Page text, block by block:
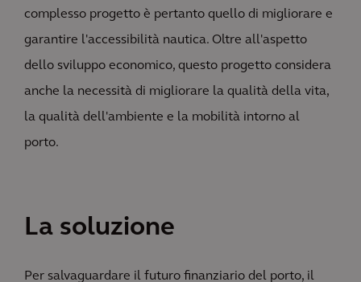
complesso progetto è pertanto quello di migliorare e
garantire l'accessibilità nautica. Oltre all'aspetto
dello sviluppo economico, questo progetto considera
anche la necessità di migliorare la qualità della vita,
la qualità dell'ambiente e la mobilità intorno al
porto.
La soluzione
Per salvaguardare il futuro finanziario del porto, il